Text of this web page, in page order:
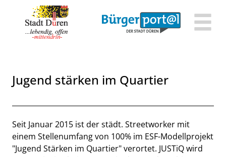
Zum Hauptinhalt springen
Zum Header
Zum Hauptinhalt
Zum Footer
Jugend stärken im Quartier
Beschreibung
Seit Januar 2015 ist der städt. Streetworker mit
einem Stellenumfang von 100% im ESF-Modellprojekt
"Jugend Stärken im Quartier" verortet. JUSTiQ wird